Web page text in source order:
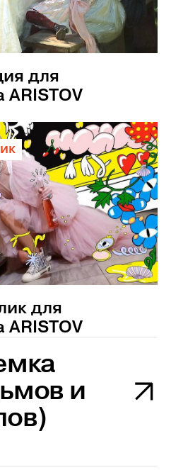
для
для
и